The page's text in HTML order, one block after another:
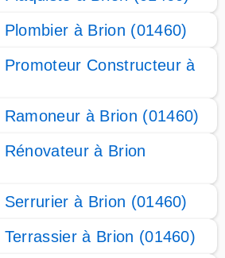
à Brion (01460)
Constructeur à
à Brion (01460)
à Brion
à Brion (01460)
à Brion (01460)